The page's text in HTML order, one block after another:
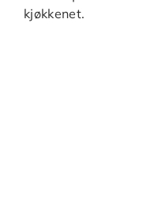
kjøkkenet.